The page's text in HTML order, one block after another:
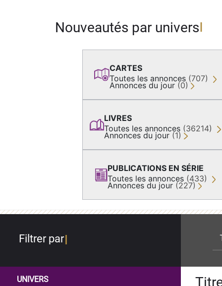
Nouveautés par univers
CARTES
Toutes les annonces (707)
Annonces du jour (0)
LIVRES
Toutes les annonces (36214)
Annonces du jour (1)
PUBLICATIONS EN SÉRIE
Toutes les annonces (433)
Annonces du jour (227)
Filtrer par
UNIVERS